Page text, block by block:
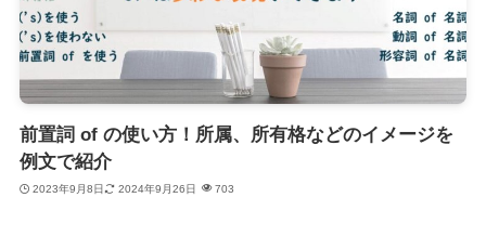
前置詞 of の使い方！所属、所有格などのイメージを
例文で紹介
2023年9月8日 2024年9月26日 703